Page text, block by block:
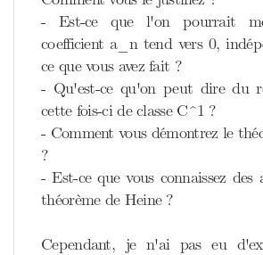
- Est-ce que l'on pourrait
coefficient a_n tend vers 0,
ce que vous avez fait ?
- Qu'est-ce qu'on peut dire du
cette fois-ci de classe C^1 ?
- Comment vous démontrez le
?
- Est-ce que vous connaissez
théorème de Heine ?
Cependant, je n'ai pas eu